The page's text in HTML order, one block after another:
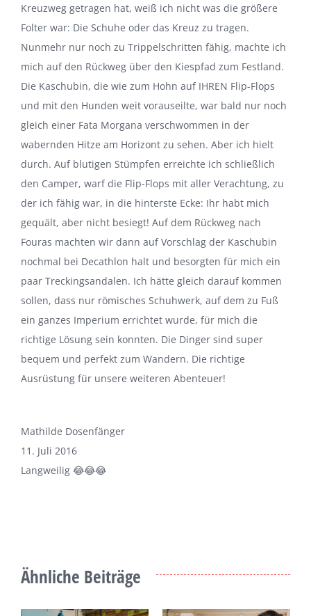
Kreuzweg getragen hat, weiß ich nicht was die größere
Folter war: Die Schuhe oder das Kreuz zu tragen.
Nunmehr nur noch zu Trippelschritten fähig, machte ich
mich auf den Rückweg über den Kiespfad zum Festland.
Die Kaschubin, die wie zum Hohn auf IHREN Flip-Flops
und mit den Hunden weit vorauseilte, war bald nur noch
gleich einer Fata Morgana verschwommen in der
wabernden Hitze am Horizont zu sehen. Aber ich hielt
durch. Auf blutigen Stümpfen erreichte ich schließlich
den Camper, warf die Flip-Flops mit aller Verachtung, zu
der ich fähig war, in die hinterste Ecke: Ihr habt mich
gequält, aber nicht besiegt! Auf dem Rückweg nach
Fouras machten wir dann auf Vorschlag der Kaschubin
nochmal bei Decathlon halt und besorgten für mich ein
paar Treckingsandalen. Ich hätte gleich darauf kommen
sollen, dass nur römisches Schuhwerk, auf dem zu Fuß
ein ganzes Imperium errichtet wurde, für mich die
richtige Lösung sein konnten. Die Dinger sind super
bequem und perfekt zum Wandern. Die richtige
Ausrüstung für unsere weiteren Abenteuer!
Mathilde Dosenfänger
11. Juli 2016
Langweilig 😂😂😂
Ähnliche Beiträge